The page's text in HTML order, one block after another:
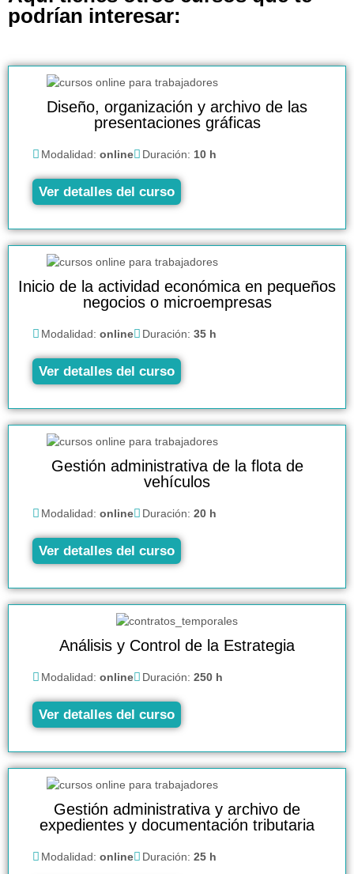
podrían interesar:
Diseño, organización y archivo de las
presentaciones gráficas
Modalidad: online Duración: 10 h
Ver detalles del curso
Inicio de la actividad económica en pequeños
negocios o microempresas
Modalidad: online Duración: 35 h
Ver detalles del curso
Gestión administrativa de la flota de
vehículos
Modalidad: online Duración: 20 h
Ver detalles del curso
Análisis y Control de la Estrategia
Modalidad: online Duración: 250 h
Ver detalles del curso
Gestión administrativa y archivo de
expedientes y documentación tributaria
Modalidad: online Duración: 25 h